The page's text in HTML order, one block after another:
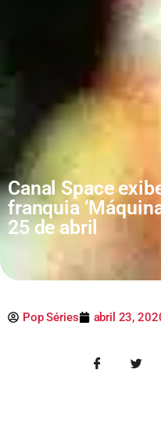
Canal Space
franquia
25 de abril
Pop Séries abril 23,